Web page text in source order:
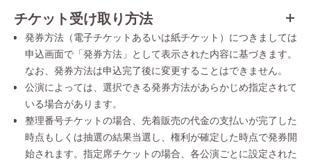
チケット受け取り方法
発券方法（電子チケットあるいは紙チケット）につきましては
申込画面で「発券方法」として表示された内容に基づきます。
なお、発券方法は申込完了後に変更することはできません。
公演によっては、選択できる発券方法があらかじめ指定されて
いる場合があります。
整理番号チケットの場合、先着販売の代金の支払いが完了した
時点もしくは抽選の結果当選し、権利が確定した時点で発券開
始されます。指定席チケットの場合、各公演ごとに設定された